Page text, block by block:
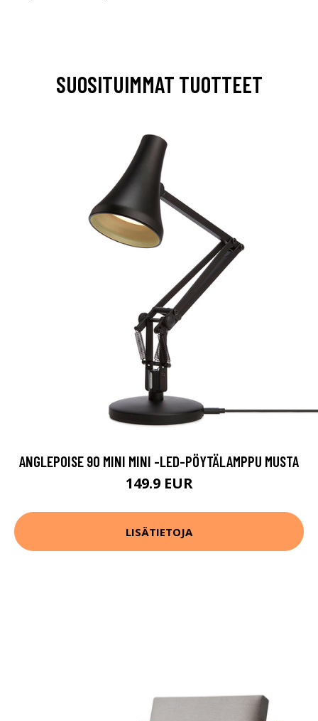
SUOSITUIMMAT TUOTTEET
ANGLEPOISE 90 MINI MINI -LED-PÖYTÄLAMPPU MUSTA
149.9 EUR
LISÄTIETOJA